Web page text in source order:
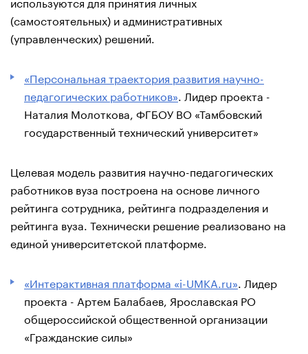
(самостоятельных) и административных
(управленческих) решений.
«Персональная траектория развития научно-
педагогических работников» . Лидер проекта -
Наталия Молоткова, ФГБОУ ВО «Тамбовский
государственный технический университет»
Целевая модель развития научно-педагогических
работников вуза построена на основе личного
рейтинга сотрудника, рейтинга подразделения и
рейтинга вуза. Технически решение реализовано на
единой университетской платформе.
«Интерактивная платформа «i-UMKA.ru» . Лидер
проекта - Артем Балабаев, Ярославская РО
общероссийской общественной организации
«Гражданские силы»